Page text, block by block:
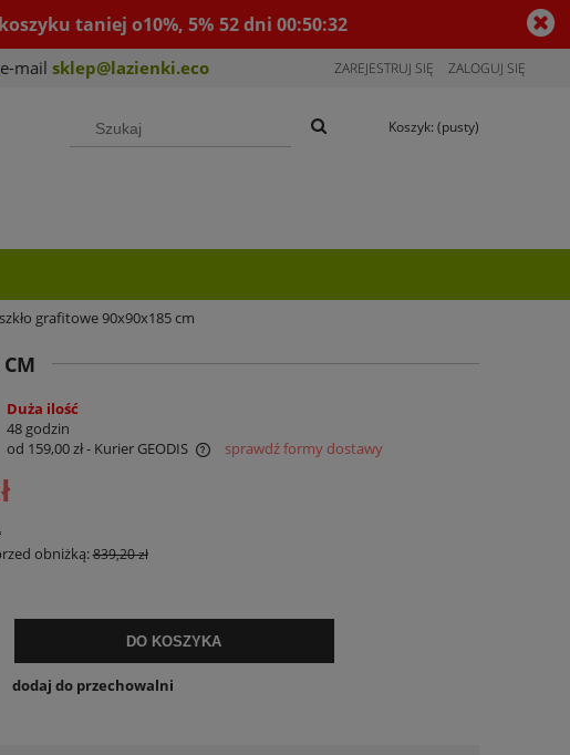
taniej o10%, 5% 52dni00:50:31
e-mail sklep@lazienki.eco ZAREJESTRUJ SIĘ ZALOGUJ SIĘ
Koszyk: (pusty)
grafitowe 90x90x185 cm
Duża ilość
48 godzin
od 159,00 zł- Kurier GEODIS
ewentualnych kosztów
sprawdź formy dostawy
obniżką:839,20 zł
DO KOSZYKA
dodaj do przechowalni